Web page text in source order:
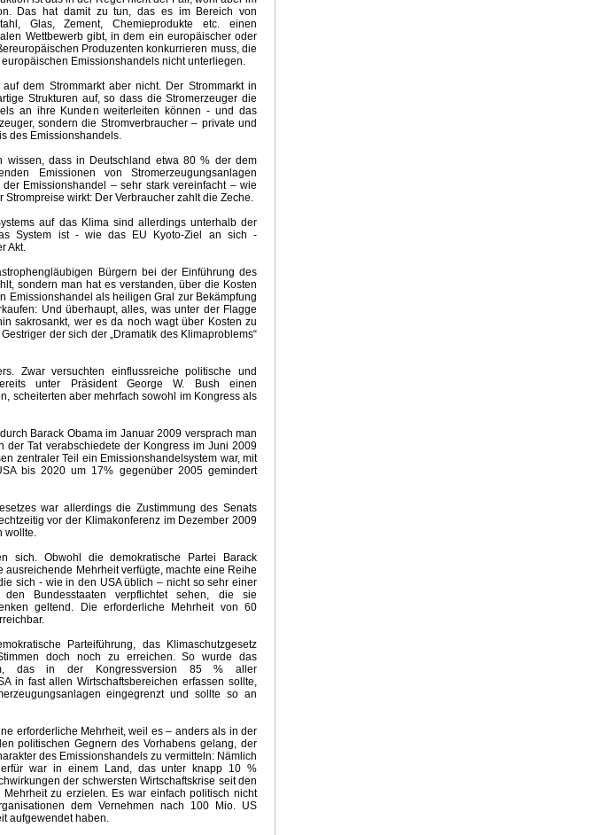
Pariser Klimaabkommen
Scheinwelt Klimaideologen
Es schneit! VW Debakel
Sommer 2015
Sommer Braunkohleausstieg
Energiewende Propaganda
Klimakatastrophe
Enzyklika Laudato Si
und Kapitalismus Warmer März 2015
Neue Energiewelt
Winter 2015 Warmes Jahr 2014
Klimapolitischer Amoklauf
Umzug der Narren
Klimawandel Nasse Sommer
Obamas Rache Verregneter Hochsommer
Geschäft Klimakatastrophe Masters Universe
Winter 2014
Winter ade Geballte Ladung
EU - Klimapolitik
der Haustür
Realistische Klimamodelle
FAZ Klimapropaganda Unmögliches
Mehr Klimarealismus
Petersberger Klimadialog
Europa Klimapolitik
Irrtum Altmaier Energiewende Klimahype 2013
Klima CNN
Altmaier - Rösler Ergebnis Doha
Wahre Klimakrieger
Sand Erneuerbare Energien Sommer2012
Sommer 2012
Winter ade..... Liebesgruesse aus Moskau
Klimarealismus?
Propagandagewitter Climategate 2.0
Klimaextreme
der Energiewende profitieren Der Angriff
EnergiewendeinsNichts
Japan E10 Debakel
FAZ Öldollar Affäre
Endlosdrama Energiewende Duped on Climate
Das hat damit zu tun, das es im Bereich von
Glas, Zement, Chemieprodukte etc. einen
Wettbewerb gibt, in dem ein europäischer oder
Produzenten konkurrieren muss, die
Emissionshandels nicht unterliegen.
dem Strommarkt aber nicht. Der Strommarkt in
Strukturen auf, so dass die Stromerzeuger die
an ihre Kunden weiterleiten können - und das
sondern die Stromverbraucher – private und
des Emissionshandels.
wissen, dass in Deutschland etwa 80 % der dem
Emissionen von Stromerzeugungsanlagen
Emissionshandel – sehr stark vereinfacht – wie
wirkt: Der Verbraucher zahlt die Zeche.
auf das Klima sind allerdings unterhalb der
System ist - wie das EU Kyoto-Ziel an sich -
Akt.
Bürgern bei der Einführung des
sondern man hat es verstanden, über die Kosten
Emissionshandel als heiligen Gral zur Bekämpfung
Und überhaupt, alles, was unter der Flagge
sakrosankt, wer es da noch wagt über Kosten zu
der sich der „Dramatik des Klimaproblems“
Zwar versuchten einflussreiche politische und
unter Präsident George W. Bush einen
scheiterten aber mehrfach sowohl im Kongress als
Barack Obama im Januar 2009 versprach man
der Tat verabschiedete der Kongress im Juni 2009
zentraler Teil ein Emissionshandelsystem war, mit
bis 2020 um 17% gegenüber 2005 gemindert
war allerdings die Zustimmung des Senats
vor der Klimakonferenz im Dezember 2009
sich. Obwohl die demokratische Partei Barack
ausreichende Mehrheit verfügte, machte eine Reihe
sich - wie in den USA üblich – nicht so sehr einer
den Bundesstaaten verpflichtet sehen, die sie
geltend. Die erforderliche Mehrheit von 60
Parteiführung, das Klimaschutzgesetz
doch noch zu erreichen. So wurde das
das in der Kongressversion 85 % aller
in fast allen Wirtschaftsbereichen erfassen sollte,
eingegrenzt und sollte so an
erforderliche Mehrheit, weil es – anders als in der
politischen Gegnern des Vorhabens gelang, der
des Emissionshandels zu vermitteln: Nämlich
war in einem Land, das unter knapp 10 %
der schwersten Wirtschaftskrise seit den
zu erzielen. Es war einfach politisch nicht
dem Vernehmen nach 100 Mio. US
aufgewendet haben.